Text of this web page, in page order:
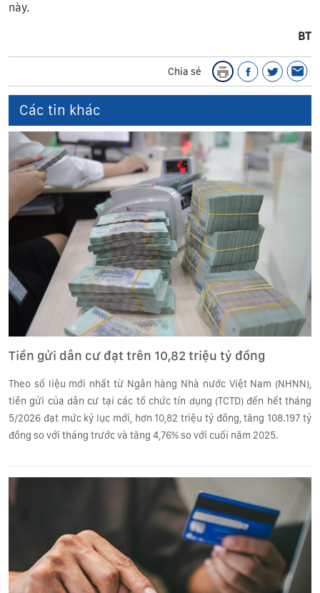
này.
BT
Chia sẻ
Các tin khác
Tiền gửi dân cư đạt trên 10,82 triệu tỷ đồng
Theo số liệu mới nhất từ Ngân hàng Nhà nước Việt Nam (NHNN),
tiền gửi của dân cư tại các tổ chức tín dụng (TCTD) đến hết tháng
5/2026 đạt mức kỷ lục mới, hơn 10,82 triệu tỷ đồng, tăng 108.197 tỷ
đồng so với tháng trước và tăng 4,76% so với cuối năm 2025.